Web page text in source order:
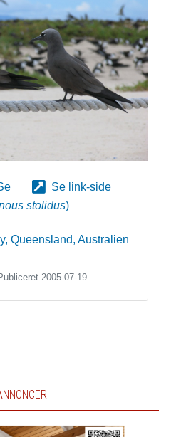
Se link-side
stolidus)
Queensland, Australien
2005-07-19